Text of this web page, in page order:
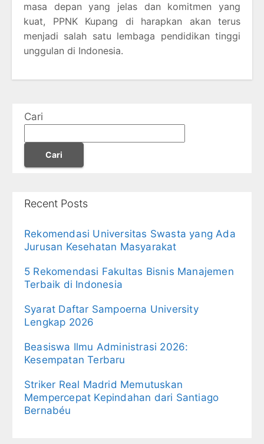
masa depan yang jelas dan komitmen yang
kuat, PPNK Kupang di harapkan akan terus
menjadi salah satu lembaga pendidikan tinggi
unggulan di Indonesia.
Cari
Cari
Recent Posts
Rekomendasi Universitas Swasta yang Ada
Jurusan Kesehatan Masyarakat
5 Rekomendasi Fakultas Bisnis Manajemen
Terbaik di Indonesia
Syarat Daftar Sampoerna University
Lengkap 2026
Beasiswa Ilmu Administrasi 2026:
Kesempatan Terbaru
Striker Real Madrid Memutuskan
Mempercepat Kepindahan dari Santiago
Bernabéu